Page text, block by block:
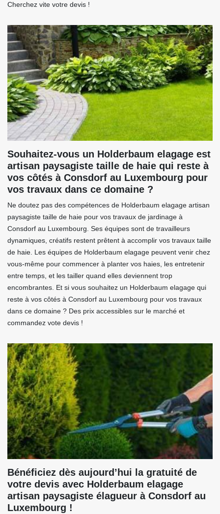
Cherchez vite votre devis !
Souhaitez-vous un Holderbaum elagage est
artisan paysagiste taille de haie qui reste à
vos côtés à Consdorf au Luxembourg pour
vos travaux dans ce domaine ?
Ne doutez pas des compétences de Holderbaum elagage artisan
paysagiste taille de haie pour vos travaux de jardinage à
Consdorf au Luxembourg. Ses équipes sont de travailleurs
dynamiques, créatifs restent prêtent à accomplir vos travaux taille
de haie. Les équipes de Holderbaum elagage peuvent venir chez
vous-même pour commencer à planter vos haies, les entretenir
entre temps, et les tailler quand elles deviennent trop
encombrantes. Et si vous souhaitez un Holderbaum elagage qui
reste à vos côtés à Consdorf au Luxembourg pour vos travaux
dans ce domaine ? Des prix accessibles sur le marché et
commandez vote devis !
Bénéficiez dès aujourd’hui la gratuité de
votre devis avec Holderbaum elagage
artisan paysagiste élagueur à Consdorf au
Luxembourg !